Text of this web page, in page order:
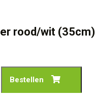
rood/wit (35cm)
Bestellen